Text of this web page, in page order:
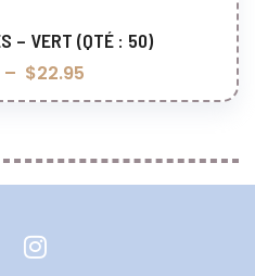
options
– VERT (QTÉ : 50)
– $22.95